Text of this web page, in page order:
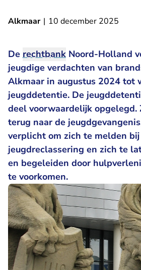
Alkmaar | 10 december 2025
De rechtbank Noord-Holland
jeugdige verdachten van
Alkmaar in augustus 2024 tot
jeugddetentie. De
deel voorwaardelijk opgelegd.
terug naar de
verplicht om zich te melden
jeugdreclassering en zich te
en begeleiden door
te voorkomen.